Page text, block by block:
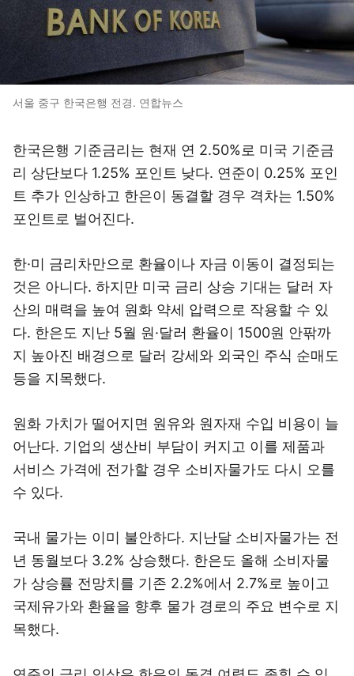
서울 중구 한국은행 전경. 연합뉴스
한국은행 기준금리는 현재 연 2.50%로 미국 기준금
리 상단보다 1.25% 포인트 낮다. 연준이 0.25% 포인
트 추가 인상하고 한은이 동결할 경우 격차는 1.50%
포인트로 벌어진다.
한·미 금리차만으로 환율이나 자금 이동이 결정되는
것은 아니다. 하지만 미국 금리 상승 기대는 달러 자
산의 매력을 높여 원화 약세 압력으로 작용할 수 있
다. 한은도 지난 5월 원·달러 환율이 1500원 안팎까
지 높아진 배경으로 달러 강세와 외국인 주식 순매도
등을 지목했다.
원화 가치가 떨어지면 원유와 원자재 수입 비용이 늘
어난다. 기업의 생산비 부담이 커지고 이를 제품과
서비스 가격에 전가할 경우 소비자물가도 다시 오를
수 있다.
국내 물가는 이미 불안하다. 지난달 소비자물가는 전
년 동월보다 3.2% 상승했다. 한은도 올해 소비자물
가 상승률 전망치를 기존 2.2%에서 2.7%로 높이고
국제유가와 환율을 향후 물가 경로의 주요 변수로 지
목했다.